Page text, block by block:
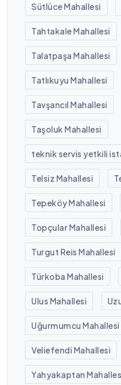
Sütlüce Mahallesi
Tahtakale Mahallesi
Talatpaşa Mahallesi
Tatlıkuyu Mahallesi
Tavşancıl Mahallesi
Taşoluk Mahallesi
teknik servis yetkili
Telsiz Mahallesi
Tepeköy Mahallesi
Topçular Mahallesi
Turgut Reis Mahallesi
Türkoba Mahallesi
Ulus Mahallesi
Uğurmumcu Mahallesi
Veliefendi Mahallesi
Yahyakaptan